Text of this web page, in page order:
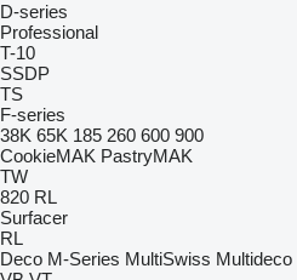
D-series
Professional
T-10
SSDP
TS
F-series
38K 65K 185 260 600 900
CookieMAK PastryMAK
TW
820 RL
Surfacer
RL
Deco M-Series MultiSwiss Multideco